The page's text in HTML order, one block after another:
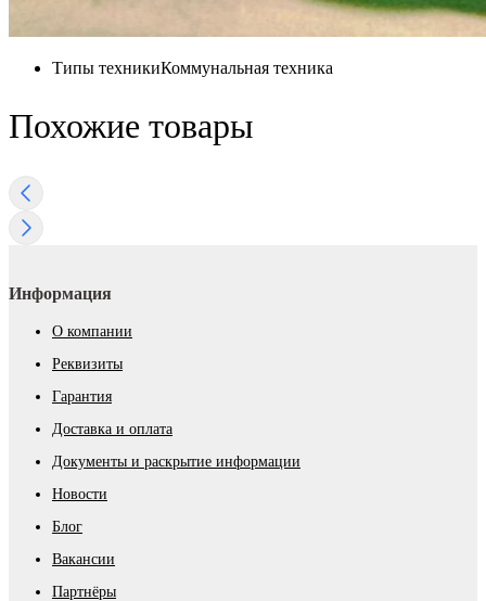
Типы техникиКоммунальная техника
Похожие товары
Информация
О компании
Реквизиты
Гарантия
Доставка и оплата
Документы и раскрытие информации
Новости
Блог
Вакансии
Партнёры